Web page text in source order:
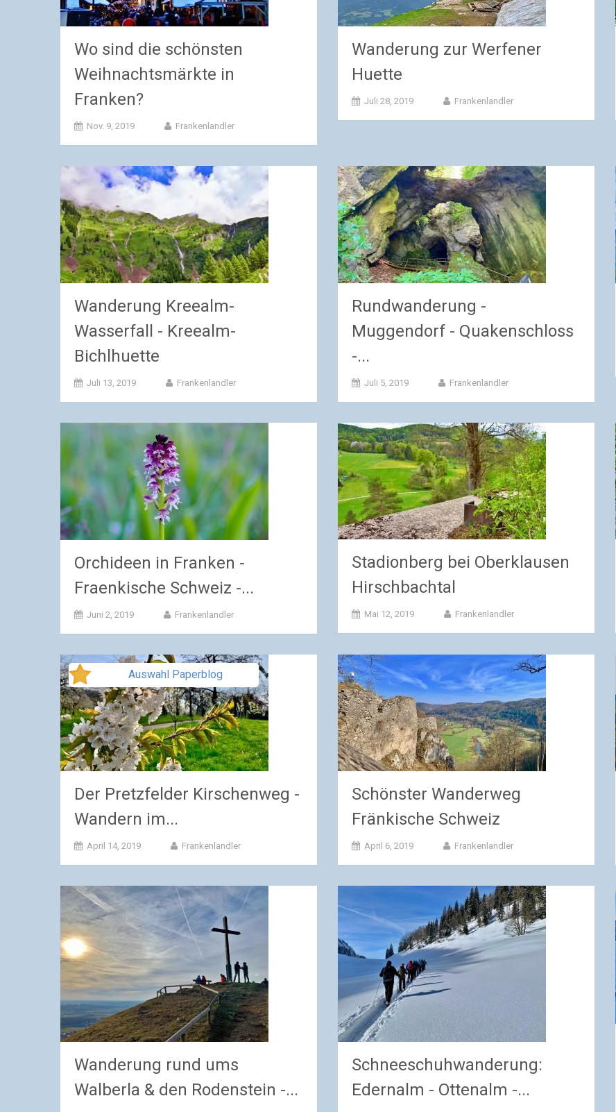
Wo sind die schönsten
Weihnachtsmärkte in
Franken?
Nov. 9, 2019 Frankenlandler
Wanderung zur Werfener
Huette
Juli 28, 2019 Frankenlandler
Wanderung Kreealm-
Wasserfall - Kreealm-
Bichlhuette
Juli 13, 2019 Frankenlandler
Rundwanderung -
Muggendorf - Quakenschloss
-...
Juli 5, 2019 Frankenlandler
Orchideen in Franken -
Fraenkische Schweiz -...
Juni 2, 2019 Frankenlandler
Stadionberg bei Oberklausen
Hirschbachtal
Mai 12, 2019 Frankenlandler
Auswahl Paperblog
Der Pretzfelder Kirschenweg -
Wandern im...
April 14, 2019 Frankenlandler
Schönster Wanderweg
Fränkische Schweiz
April 6, 2019 Frankenlandler
Wanderung rund ums
Walberla & den Rodenstein -...
Schneeschuhwanderung:
Edernalm - Ottenalm -...